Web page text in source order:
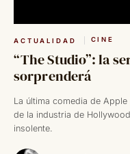
ACTUALIDAD CINE
“The Studio”: la
sorprenderá
La última comedia de Apple
de la industria de
insolente.